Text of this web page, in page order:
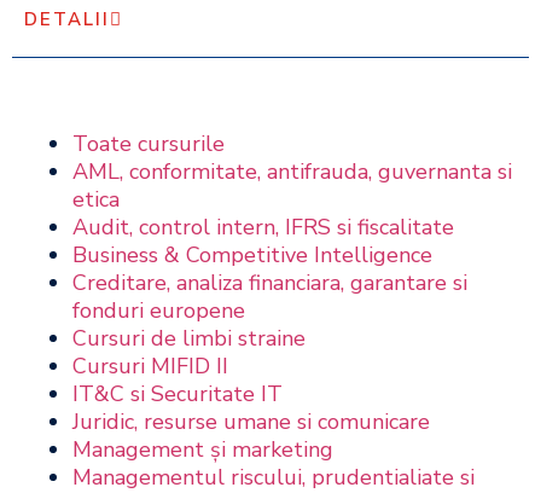
Toate cursurile
AML, conformitate, antifrauda, guvernanta si
etica
Audit, control intern, IFRS si fiscalitate
Business & Competitive Intelligence
Creditare, analiza financiara, garantare si
fonduri europene
Cursuri de limbi straine
Cursuri MIFID II
IT&C si Securitate IT
Juridic, resurse umane si comunicare
Management şi marketing
Managementul riscului, prudentialiate si
DETALII